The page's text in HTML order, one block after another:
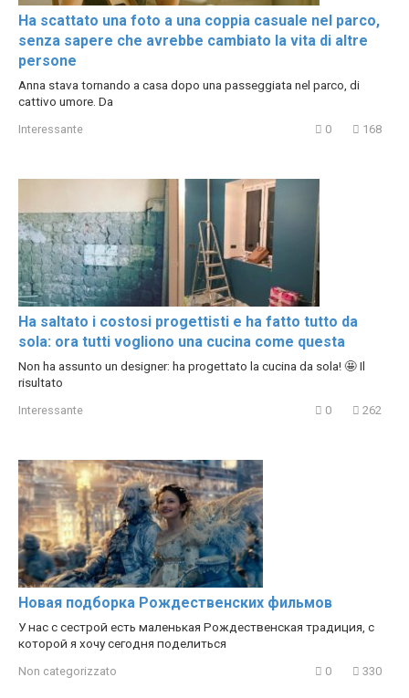
Ha scattato una foto a una coppia casuale nel parco,
senza sapere che avrebbe cambiato la vita di altre
persone
Anna stava tornando a casa dopo una passeggiata nel parco, di
cattivo umore. Da
Interessante 0 168
Ha saltato i costosi progettisti e ha fatto tutto da
sola: ora tutti vogliono una cucina come questa
Non ha assunto un designer: ha progettato la cucina da sola! 🤩 Il
risultato
Interessante 0 262
Новая подборка Рождественских фильмов
У нас с сестрой есть маленькая Рождественская традиция, с
которой я хочу сегодня поделиться
Non categorizzato 0 330